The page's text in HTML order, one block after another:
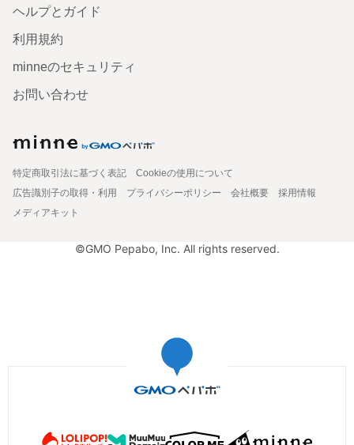
ヘルプとガイド
利用規約
minneのセキュリティ
お問い合わせ
特定商取引法に基づく表記
Cookieの使用について
広告識別子の取得・利用
プライバシーポリシー 会社概要
採用情報
メディアキット
©GMO Pepabo, Inc. All rights reserved.